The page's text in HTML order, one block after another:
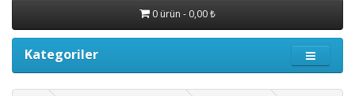
0 ürün - 0,00 ₺
Kategoriler